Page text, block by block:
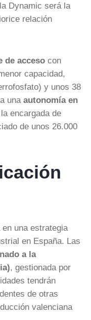
Dynamic será la
relación
de acceso con
capacidad,
y unos 38
una autonomía en
encargada de
de unos 26.000
una estrategia
en España. Las
a la
, gestionada por
tendrán
de otras
valenciana